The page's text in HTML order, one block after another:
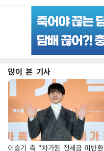
많이 본 기사
이승기 측 "차가원 전세금 미반환